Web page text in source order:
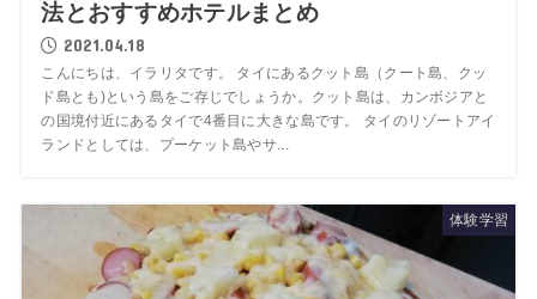
法とおすすめホテルまとめ
2021.04.18
こんにちは、イラリタです。 タイにあるクット島（クート島、クッ
ド島とも)という島をご存じでしょうか。クット島は、カンボジアと
の国境付近にあるタイで4番目に大きな島です。 タイのリゾートアイ
ランドとしては、プーケット島やサ...
体験学習